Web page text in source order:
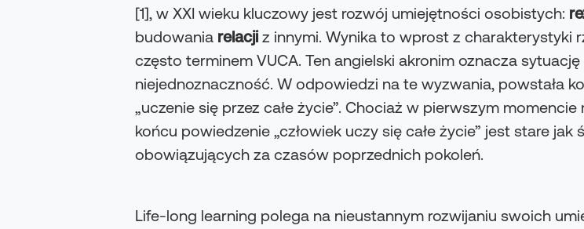
[1], w XXI wieku kluczowy jest rozwój umiejętności osobistych:
budowania relacjiz innymi. Wynika to wprost z charakterystyki
często terminem VUCA. Ten angielski akronim oznacza
niejednoznaczność. W odpowiedzi na te wyzwania, powstała
„uczenie się przez całe życie”. Chociaż w pierwszym
końcu powiedzenie „człowiek uczy się całe życie” jest stare
obowiązujących za czasów poprzednich pokoleń.
Life-long learning polega na nieustannym rozwijaniu swoich